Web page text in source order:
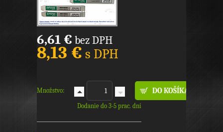
6,61 € bez DPH
8,13 € s DPH
Množstvo:
Dodanie do 3-5 prac. dní